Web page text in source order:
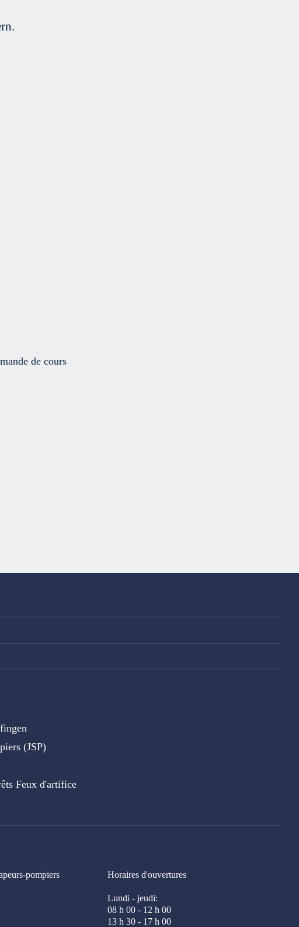
de cours
(JSP)
Feux d'artifice
pompiers Horaires d'ouvertures
Lundi - jeudi:
08 h 00 - 12 h 00
13 h 30 - 17 h 00